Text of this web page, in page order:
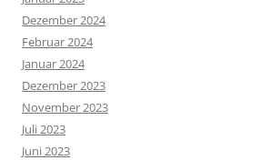
Dezember 2024
Februar 2024
Januar 2024
Dezember 2023
November 2023
Juli 2023
Juni 2023